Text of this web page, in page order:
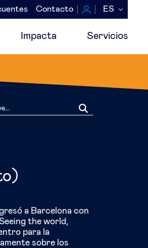
Contacto ES
Impacta Servicios
a Barcelona con
the world,
para la
sobre los